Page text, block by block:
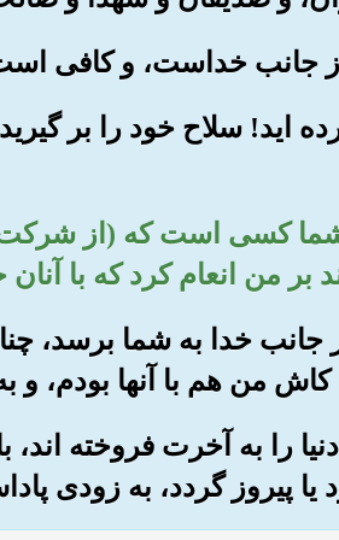
اید! سلاح خود را بر
شما کسی است که (از
من انعام کرد که با آنان
جانب خدا به شما برسد،
من هم با آنها بودم، و
را به آخرت فروخته اند،
یا پیروز گردد، به زودی